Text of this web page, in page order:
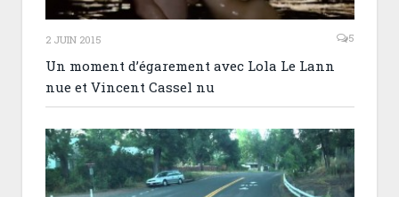
2 JUIN 2015 5
Un moment d’égarement avec Lola Le Lann
nue et Vincent Cassel nu